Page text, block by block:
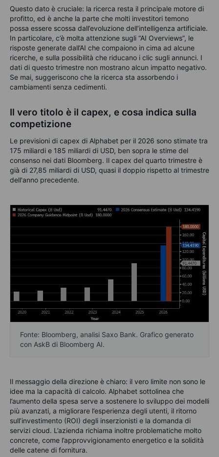
Questo dato è cruciale: la ricerca resta il principale motore di
profitto, ed è anche la parte che molti investitori temono
possa essere scossa dall’evoluzione dell’intelligenza artificiale.
In particolare, c’è molta attenzione sugli “AI Overviews”, le
risposte generate dall’AI che compaiono in cima ad alcune
ricerche, e sulla possibilità che riducano i clic sugli annunci. I
dati di questo trimestre non mostrano alcun impatto negativo.
Se mai, suggeriscono che la ricerca sta assorbendo i
cambiamenti senza cedimenti.
Il vero titolo è il capex, e cosa indica sulla
competizione
Le previsioni di capex di Alphabet per il 2026 sono stimate tra
175 miliardi e 185 miliardi di USD, ben sopra le stime del
consenso nei dati Bloomberg. Il capex del quarto trimestre è
già di 27,85 miliardi di USD, quasi il doppio rispetto al trimestre
dell'anno precedente.
Fonte: Bloomberg, analisi Saxo Bank. Grafico generato
con AskB di Bloomberg AI.
Il messaggio della direzione è chiaro: il vero limite non sono le
idee ma la capacità di calcolo. Alphabet sottolinea che
l’aumento della spesa serve a sostenere lo sviluppo dei modelli
più avanzati, a migliorare l’esperienza degli utenti, il ritorno
sull’investimento (ROI) degli inserzionisti e la domanda di
servizi cloud. L’azienda richiama inoltre problematiche molto
concrete, come l’approvvigionamento energetico e la solidità
delle catene di fornitura.